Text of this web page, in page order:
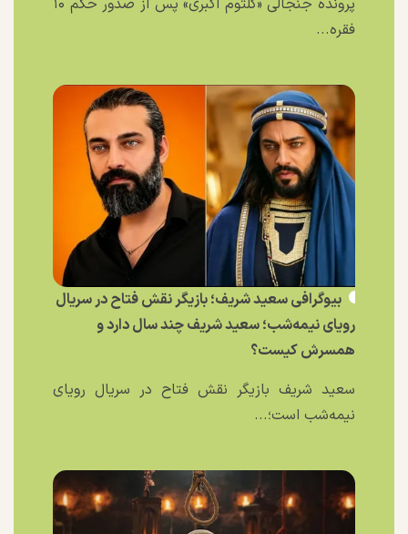
پرونده جنجالی «کلثوم اکبری» پس از صدور حکم ۱۰
فقره...
بیوگرافی سعید شریف؛ بازیگر نقش فتاح در سریال
رویای نیمه‌شب؛ سعید شریف چند سال دارد و
همسرش کیست؟
سعید شریف بازیگر نقش فتاح در سریال رویای
نیمه‌شب است؛...